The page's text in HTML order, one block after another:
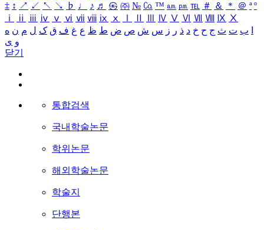
‡ ↕ ↗ ↙ ↖ ↘ ♭ ♩ ♪ ♬ ㉿ ㈜ № ㏇ ™ ㏂ ㏘ ℡ ＃ ＆ ＊ ＠ ª º
ⅰ
ⅱ ⅲ ⅳ ⅴ ⅵ ⅶ ⅷ ⅸ ⅹ Ⅳ Ⅴ Ⅵ Ⅶ Ⅷ Ⅸ Ⅹ
ب ت ث ج ح خ د ذ ر ز س ش ص ض ط ظ ع غ ف ق ک ل م ن ه
و ی
닫기
통합검색
국내학술논문
학위논문
해외학술논문
학술지
단행본